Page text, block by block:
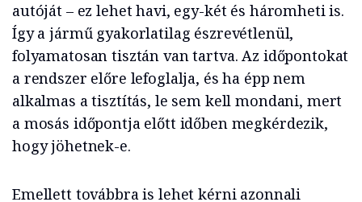
autóját – ez lehet havi, egy-két és háromheti is.
Így a jármű gyakorlatilag észrevétlenül,
folyamatosan tisztán van tartva. Az időpontokat
a rendszer előre lefoglalja, és ha épp nem
alkalmas a tisztítás, le sem kell mondani, mert
a mosás időpontja előtt időben megkérdezik,
hogy jöhetnek-e.
Emellett továbbra is lehet kérni azonnali